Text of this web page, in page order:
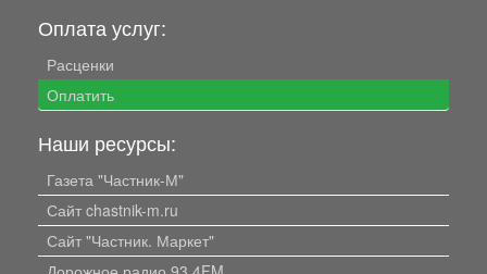
Оплата услуг:
Расценки
Оплатить
Наши ресурсы:
Газета "Частник-М"
Сайт chastnik-m.ru
Сайт "Частник. Маркет"